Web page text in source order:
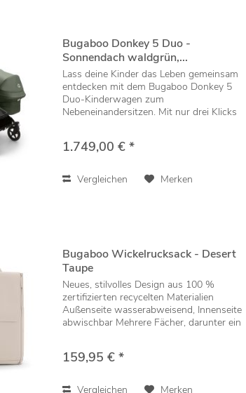
Bugaboo Donkey 5 Duo -
Sonnendach waldgrün,...
Lass deine Kinder das Leben gemeinsam
entdecken mit dem Bugaboo Donkey 5
Duo-Kinderwagen zum
Nebeneinandersitzen. Mit nur drei Klicks
umwandeln, sodass deine kleinen...
1.749,00 € *
Vergleichen Merken
Bugaboo Wickelrucksack - Desert
Taupe
Neues, stilvolles Design aus 100 %
zertifizierten recycelten Materialien
Außenseite wasserabweisend, Innenseite
abwischbar Mehrere Fächer, darunter ein
Babyutensilien zu...
159,95 € *
Vergleichen Merken